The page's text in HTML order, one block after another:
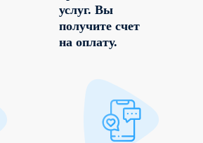
услуг. Вы
получите счет
на оплату.